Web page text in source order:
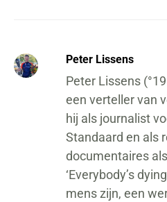
Peter Lissens
Peter Lissens
een verteller van
hij als journalist
Standaard en als
documentaires als
‘Everybody’s
mens zijn, een